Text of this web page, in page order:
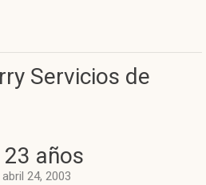
Servicios de
años
24, 2003